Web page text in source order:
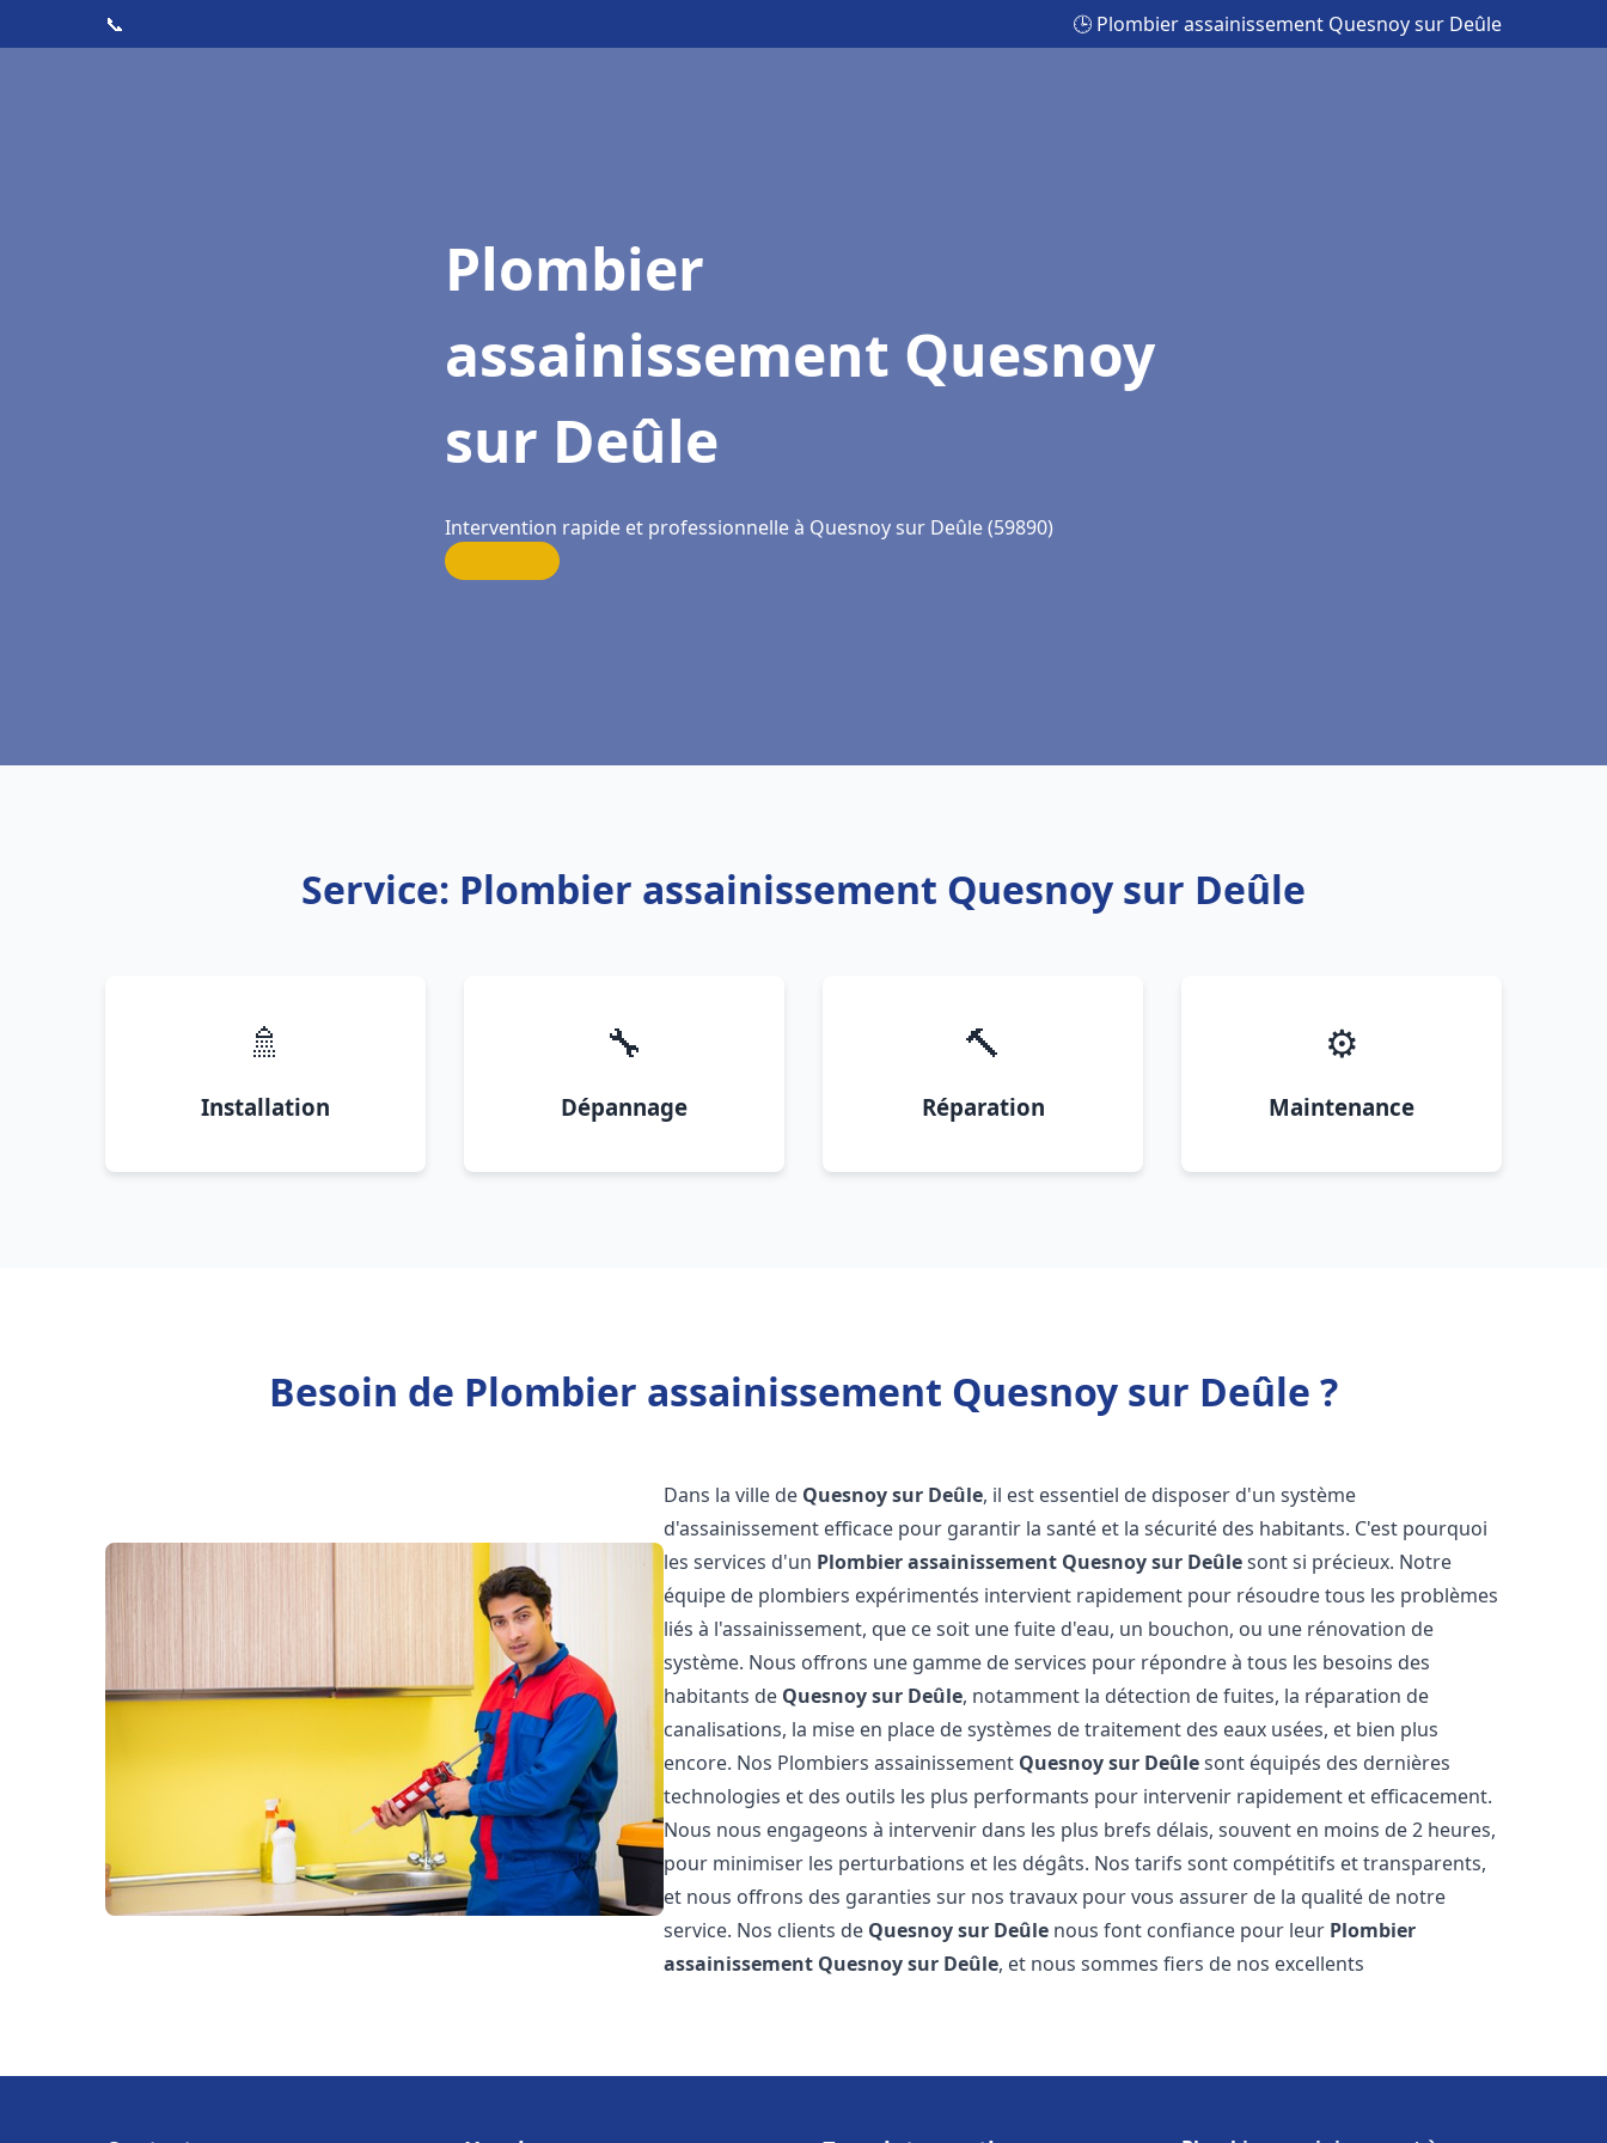
📞 🕒 Plombier assainissement Quesnoy sur Deûle
Plombier
assainissement Quesnoy
sur Deûle
Intervention rapide et professionnelle à Quesnoy sur Deûle (59890)
Service: Plombier assainissement Quesnoy sur Deûle
🚿
Installation
🔧
Dépannage
🔨
Réparation
⚙️
Maintenance
Besoin de Plombier assainissement Quesnoy sur Deûle ?
Dans la ville de Quesnoy sur Deûle, il est essentiel de disposer d'un système
d'assainissement efficace pour garantir la santé et la sécurité des habitants. C'est pourquoi
les services d'un Plombier assainissement Quesnoy sur Deûlesont si précieux. Notre
équipe de plombiers expérimentés intervient rapidement pour résoudre tous les problèmes
liés à l'assainissement, que ce soit une fuite d'eau, un bouchon, ou une rénovation de
système. Nous offrons une gamme de services pour répondre à tous les besoins des
habitants de Quesnoy sur Deûle, notamment la détection de fuites, la réparation de
canalisations, la mise en place de systèmes de traitement des eaux usées, et bien plus
encore. Nos Plombiers assainissement Quesnoy sur Deûlesont équipés des dernières
technologies et des outils les plus performants pour intervenir rapidement et efficacement.
Nous nous engageons à intervenir dans les plus brefs délais, souvent en moins de 2 heures,
pour minimiser les perturbations et les dégâts. Nos tarifs sont compétitifs et transparents,
et nous offrons des garanties sur nos travaux pour vous assurer de la qualité de notre
service. Nos clients de Quesnoy sur Deûle nous font confiance pour leur Plombier
assainissement Quesnoy sur Deûle, et nous sommes fiers de nos excellents